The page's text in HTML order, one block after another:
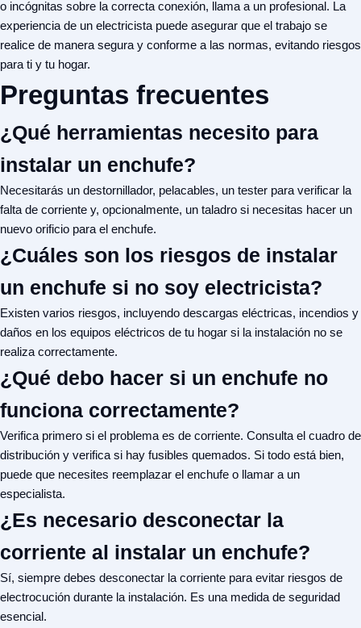
o incógnitas sobre la correcta conexión, llama a un profesional. La
experiencia de un electricista puede asegurar que el trabajo se
realice de manera segura y conforme a las normas, evitando riesgos
para ti y tu hogar.
Preguntas frecuentes
¿Qué herramientas necesito para
instalar un enchufe?
Necesitarás un destornillador, pelacables, un tester para verificar la
falta de corriente y, opcionalmente, un taladro si necesitas hacer un
nuevo orificio para el enchufe.
¿Cuáles son los riesgos de instalar
un enchufe si no soy electricista?
Existen varios riesgos, incluyendo descargas eléctricas, incendios y
daños en los equipos eléctricos de tu hogar si la instalación no se
realiza correctamente.
¿Qué debo hacer si un enchufe no
funciona correctamente?
Verifica primero si el problema es de corriente. Consulta el cuadro de
distribución y verifica si hay fusibles quemados. Si todo está bien,
puede que necesites reemplazar el enchufe o llamar a un
especialista.
¿Es necesario desconectar la
corriente al instalar un enchufe?
Sí, siempre debes desconectar la corriente para evitar riesgos de
electrocución durante la instalación. Es una medida de seguridad
esencial.